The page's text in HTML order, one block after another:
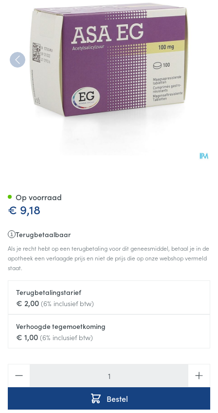
€ 9,18
Terugbetaalbaar
Als je recht hebt op een terugbetaling voor dit geneesmiddel, betaal je in de
apotheek een verlaagde prijs en niet de prijs die op onze webshop vermeld
staat.
Terugbetalingstarief
€ 2,00 (6% inclusief btw)
Verhoogde tegemoetkoming
€ 1,00 (6% inclusief btw)
Bestel
Op voorraad